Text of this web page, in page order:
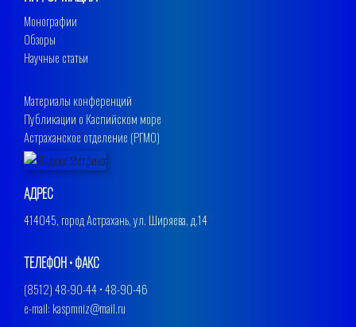
Монографии
Обзоры
Научные статьи
Материалы конференций
Публикации о Каспийском море
Астраханское отделение (РГМО)
АДРЕС
414045, город Астрахань, ул. Ширяева, д.14
ТЕЛЕФОН • ФАКС
(8512) 48-90-44 • 48-90-46
e-mail: kaspmniz@mail.ru